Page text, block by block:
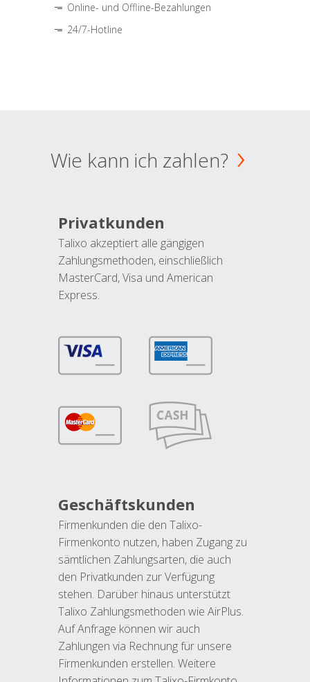
Online- und Offline-Bezahlungen
24/7-Hotline
Wie kann ich zahlen?
Privatkunden
Talixo akzeptiert alle gängigen
Zahlungsmethoden, einschließlich
MasterCard, Visa und American
Express.
Geschäftskunden
Firmenkunden die den Talixo-
Firmenkonto nutzen, haben Zugang zu
sämtlichen Zahlungsarten, die auch
den Privatkunden zur Verfügung
stehen. Darüber hinaus unterstützt
Talixo Zahlungsmethoden wie AirPlus.
Auf Anfrage können wir auch
Zahlungen via Rechnung für unsere
Firmenkunden erstellen. Weitere